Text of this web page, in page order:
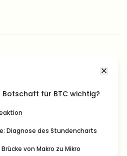
Botschaft für BTC wichtig?
Diagnose des Stundencharts
von Makro zu Mikro